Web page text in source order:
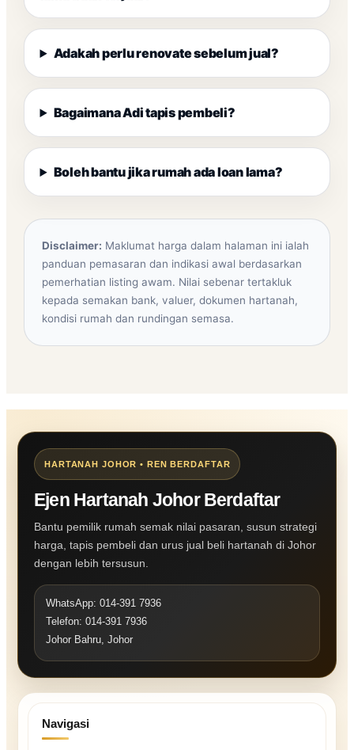
Adakah perlu renovate sebelum jual?
Bagaimana Adi tapis pembeli?
Boleh bantu jika rumah ada loan lama?
Disclaimer: Maklumat harga dalam halaman ini ialah
panduan pemasaran dan indikasi awal berdasarkan
pemerhatian listing awam. Nilai sebenar tertakluk
kepada semakan bank, valuer, dokumen hartanah,
kondisi rumah dan rundingan semasa.
HARTANAH JOHOR • REN BERDAFTAR
Ejen Hartanah Johor Berdaftar
Bantu pemilik rumah semak nilai pasaran, susun strategi
harga, tapis pembeli dan urus jual beli hartanah di Johor
dengan lebih tersusun.
WhatsApp: 014-391 7936
Telefon: 014-391 7936
Johor Bahru, Johor
Navigasi